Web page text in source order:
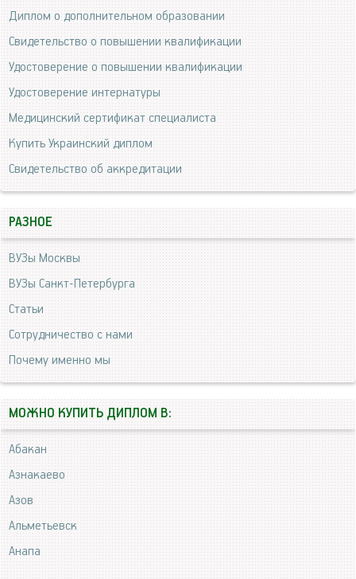
Диплом о дополнительном образовании
Свидетельство о повышении квалификации
Удостоверение о повышении квалификации
Удостоверение интернатуры
Медицинский сертификат специалиста
Купить Украинский диплом
Свидетельство об аккредитации
РАЗНОЕ
ВУЗы Москвы
ВУЗы Санкт-Петербурга
Статьи
Сотрудничество с нами
Почему именно мы
МОЖНО КУПИТЬ ДИПЛОМ В:
Абакан
Азнакаево
Азов
Альметьевск
Анапа